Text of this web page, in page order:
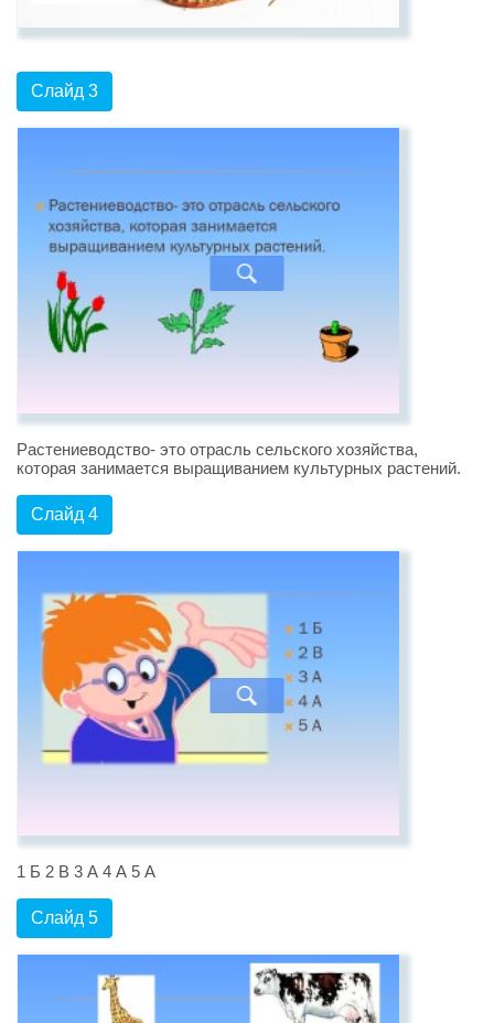
Слайд 3
Растениеводство- это отрасль сельского хозяйства,
которая занимается выращиванием культурных растений.
Слайд 4
1 Б 2 В 3 А 4 А 5 А
Слайд 5